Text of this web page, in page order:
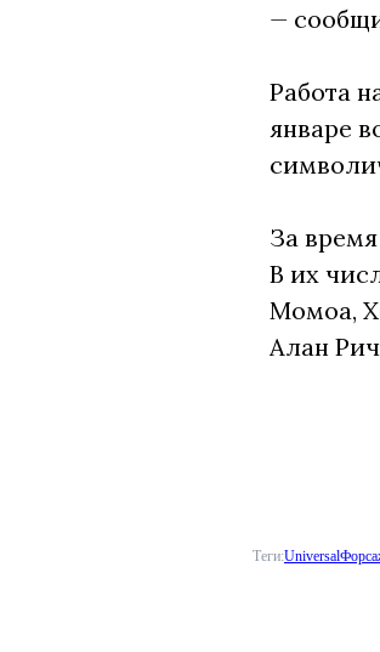
—
Работа
январе
За
В их
Момоа,
Алан
Теги:Universal